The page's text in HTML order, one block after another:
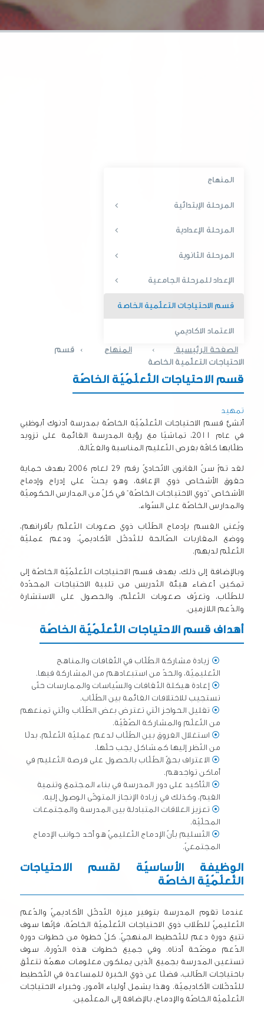
المنهاج
المرحلة الإبتدائية
المرحلة الإعدادية
المرحلة الثانوية
الإعداد للمرحلة الجامعية
قسم الاحتياجات التعلّمية الخاصة
الاعتماد الاكاديمي
الصفحة الرئيسية › المنهاج › قسم
الاحتياجات التعلّمية الخاصة
قسم الاحتياجات التّعلّمّيّة الخاصّة
تمهيد
أنشئ قسم الاحتياجات التّعلّمّيّة الخاصّة بمدرسة أدنوك أبوظبي
في عام 2011، تماشيًا مع رؤية المدرسة القائمة على تزويد
طلّابها كافّة بفرص التّعليم المناسبة والفعّالة.​
لقد تمّ سنّ القانون الاتّحاديّ رقم 29 لعام 2006 بهدف حماية
حقوق الأشخاص ذوي الإعاقة، وهو يحثّ على إدراج وإدماج
الأشخاص “ذوي الاحتياجات الخاصّة” في كلّ من المدارس الحكوميّة
والمدارس الخاصّة على السّواء.
ويُعنى القسم بإدماج الطّلّاب ذوي صعوبات التّعلّم بأقرانهم،
ووضع المقاربات الصّالحة للتّدخّل الأكاديميّ، ودعم عمليّة
التّعلّم لديهم.
وبالإضافة إلى ذلك، يهدف قسم الاحتياجات التّعلّمّيّة الخاصّة إلى
تمكين أعضاء هيئة التّدريس من تلبية الاحتياجات المحدّدة
للطّلّاب، وتعرّف صعوبات التّعلّم، والحصول على الاستشارة
والدّعم اللازمين.
أهداف قسم الاحتياجات التّعلّمّيّة الخاصّة
⦿ زيادة مشاركة الطّلّاب في الثّقافات والمناهج
التّعليميّة، والحدّ من استبعادهم من المشاركة فيها.
⦿ إعادة هيكلة الثّقافات والسّياسات والممارسات حتّى
تستجيب للاختلافات القائمة بين الطّلّاب.
⦿ تقليل الحواجز الّتي تعترض بعض الطّلّاب والّتي تمنعهم
من التّعلّم والمشاركة الصّفّيّة.
⦿ استغلال الفروق بين الطّلّاب لدعم عمليّة التّعلّم، بدلًا
من النّظر إليها كمشاكل يجب حلّها.
⦿ الاعتراف بحقّ الطّلّاب بالحصول على فرصة التّعليم في
أماكن تواجدهم.
⦿ التّأكيد على دور المدرسة في بناء المجتمع وتنمية
القيم، وكذلك في زيادة الإنجاز المتوخّى الوصول إليه.
⦿ تعزيز العلاقات المتبادلة بين المدرسة والمجتمعات
المحلّيّة.
⦿ التّسليم بأنّ الإدماج التّعليميّ هو أحد جوانب الإدماج
المجتمعيّ.
الوظيفة الأساسيّة لقسم الاحتياجات
التّعلّمّيّة الخاصّة
عندما تقوم المدرسة بتوفير ميزة التّدخّل الأكاديميّ والدّعم
التّعليميّ للطّلاب ذوي الاحتياجات التّعلّميّة الخاصّة، فإنّها سوف
تتبع دورة دعم للتّخطيط المنهجيّ. كلّ خطوة من خطوات دورة
الدّعم موضّحة أدناه. وفي جميع خطوات هذه الدّورة، سوف
تستعين المدرسة بجميع الّذين يملكون معلومات مهمّة تتعلّق
باحتياجات الطّالب، فضلًا عن ذوي الخبرة للمساعدة في التّخطيط
للتّدخّلات الأكاديميّة. وهذا يشمل أولياء الأمور، وخبراء الاحتياجات
التّعلّميّة الخاصّة والإدماج، بالإضافة إلى المعلّمين.